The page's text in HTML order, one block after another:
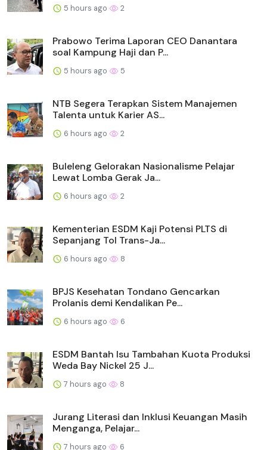
5 hours ago 2
Prabowo Terima Laporan CEO Danantara
soal Kampung Haji dan P...
5 hours ago 5
NTB Segera Terapkan Sistem Manajemen
Talenta untuk Karier AS...
6 hours ago 2
Buleleng Gelorakan Nasionalisme Pelajar
Lewat Lomba Gerak Ja...
6 hours ago 2
Kementerian ESDM Kaji Potensi PLTS di
Sepanjang Tol Trans-Ja...
6 hours ago 8
BPJS Kesehatan Tondano Gencarkan
Prolanis demi Kendalikan Pe...
6 hours ago 6
ESDM Bantah Isu Tambahan Kuota Produksi
Weda Bay Nickel 25 J...
7 hours ago 8
Jurang Literasi dan Inklusi Keuangan Masih
Menganga, Pelajar...
7 hours ago 6